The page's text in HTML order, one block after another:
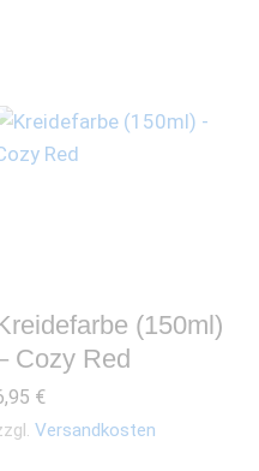
(150ml)
Cozy Red
€
Versandkosten